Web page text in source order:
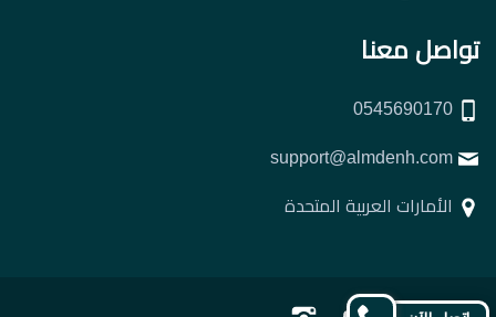
تواصل معنا
الأمارات العربية المتحدة